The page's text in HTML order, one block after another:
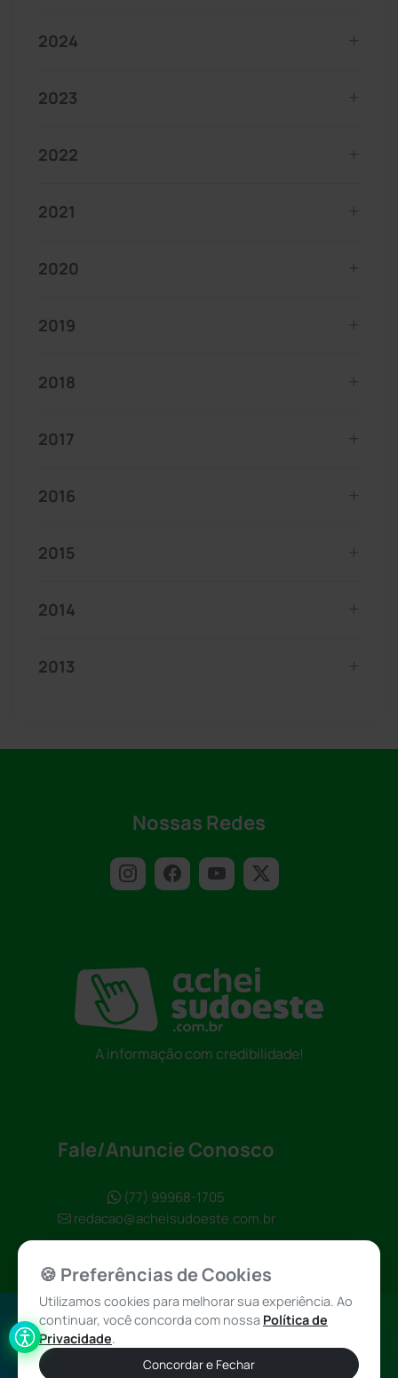
2024
2023
2022
2021
2020
2019
2018
2017
2016
2015
2014
2013
Nossas Redes
A informação com credibilidade!
Fale/Anuncie Conosco
(77) 99968-1705
redacao@acheisudoeste.com.br
Política de
Privacidade
Achei Sudoeste
© 2026 - Todos
os direitos
🍪 Preferências de Cookies
Utilizamos cookies para melhorar sua experiência. Ao
continuar, você concorda com nossa Política de
Privacidade.
Concordar e Fechar